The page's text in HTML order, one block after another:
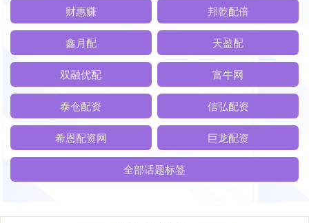
财惠赚 邦乾配倍
鑫月配 天盈配
双融优配 富牛网
泰仓配资 信弘配资
希恩配资网 巨龙配资
全部话题标签